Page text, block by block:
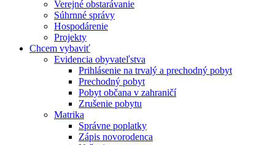
Verejné obstarávanie
Súhrnné správy
Hospodárenie
Projekty
Chcem vybaviť
Evidencia obyvateľstva
Prihlásenie na trvalý a prechodný pobyt
Prechodný pobyt
Pobyt občana v zahraničí
Zrušenie pobytu
Matrika
Správne poplatky
Zápis novorodenca